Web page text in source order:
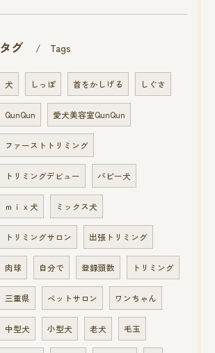
タグ Tags
犬 しっぽ 首をかしげる しぐさ
QunQun 愛犬美容室QunQun
ファーストトリミング
トリミングデビュー パピー犬
ｍｉｘ犬 ミックス犬
トリミングサロン 出張トリミング
肉球 自分で 登録頭数 トリミング
三重県 ペットサロン ワンちゃん
中型犬 小型犬 老犬 毛玉